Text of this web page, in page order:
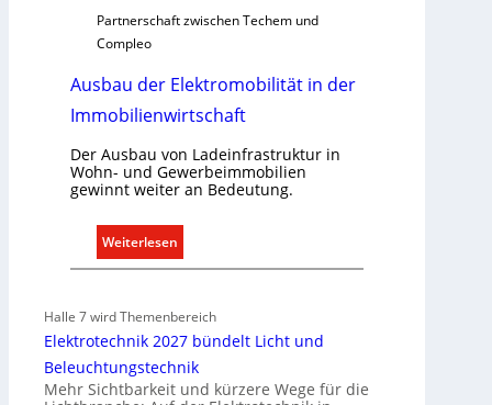
n
Partnerschaft zwischen Techem und
Compleo
Ausbau der Elektromobilität in der
Immobilienwirtschaft
Der Ausbau von Ladeinfrastruktur in
Wohn- und Gewerbeimmobilien
gewinnt weiter an Bedeutung.
Weiterlesen
A
b
u
Halle 7 wird Themenbereich
Elektrotechnik 2027 bündelt Licht und
Beleuchtungstechnik
Mehr Sichtbarkeit und kürzere Wege für die